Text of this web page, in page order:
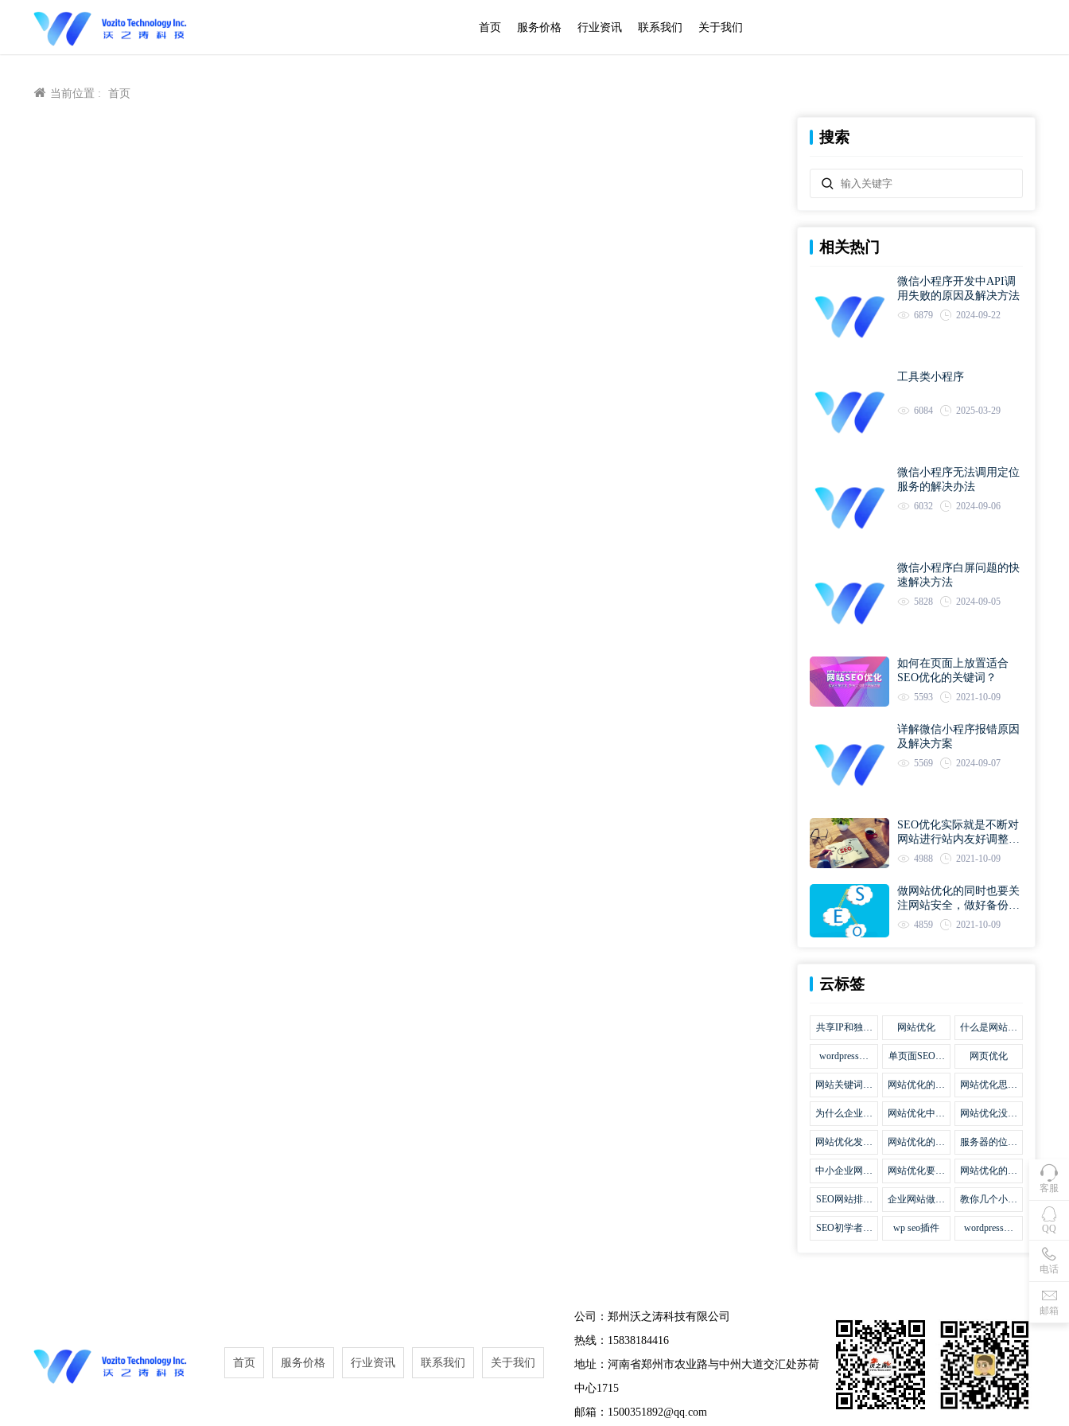
首页 服务价格 行业资讯 联系我们 关于我们
当前位置 : 首页
搜索
相关热门
微信小程序开发中API调
用失败的原因及解决方法
6879 2024-09-22
工具类小程序
6084 2025-03-29
微信小程序无法调用定位
服务的解决办法
6032 2024-09-06
微信小程序白屏问题的快
速解决方法
5828 2024-09-05
如何在页面上放置适合
SEO优化的关键词？
5593 2021-10-09
详解微信小程序报错原因
及解决方案
5569 2024-09-07
SEO优化实际就是不断对
网站进行站内友好调整直
到符合优化规则
4988 2021-10-09
做网站优化的同时也要关
注网站安全，做好备份工
作 4859 2021-10-09
云标签
共享IP和独立
网站优化
什么是网站优
wordpress网
集插件
单页面SEO网
网页优化
网站关键词优
么
网站优化的误
网站优化思路
要
为什么企业网
网站SEO优
网站优化中关
干问题
网站优化没有
味道
网站优化发挥
网站优化的费
服务器的位置
影响
中小企业网站
法
网站优化要不
网站优化的逆
SEO网站排名
法宝
企业网站做好
势
教你几个小技
页优化
SEO初学者，
wp seo插件
wordpress插
客服
QQ
电话
邮箱
首页 服务价格 行业资讯 联系我们 关于我们
公司：郑州沃之涛科技有限公司
热线：15838184416
地址：河南省郑州市农业路与中州大道交汇处苏荷
中心1715
邮箱：1500351892@qq.com